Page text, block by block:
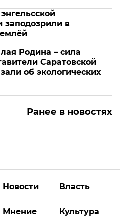
заподозрили в
Родина – сила
Саратовской
об экологических
Ранее в новостях
Новости
Мнение
Власть
Культура